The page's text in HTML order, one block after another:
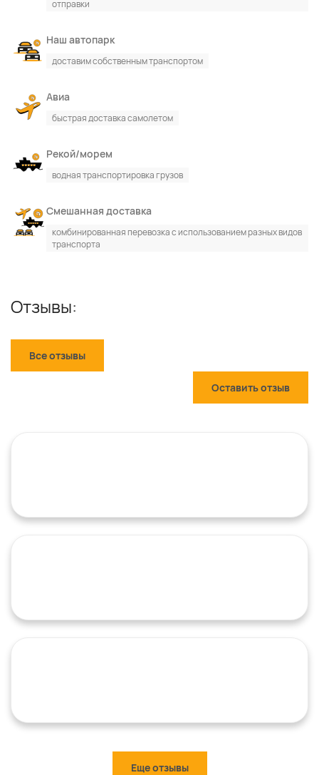
отправки
Наш автопарк
доставим собственным транспортом
Авиа
быстрая доставка самолетом
Рекой/морем
водная транспортировка грузов
Смешанная доставка
комбинированная перевозка с использованием разных видов
транспорта
Отзывы:
Все отзывы
Оставить отзыв
Еще отзывы
По каталогуПо сайту